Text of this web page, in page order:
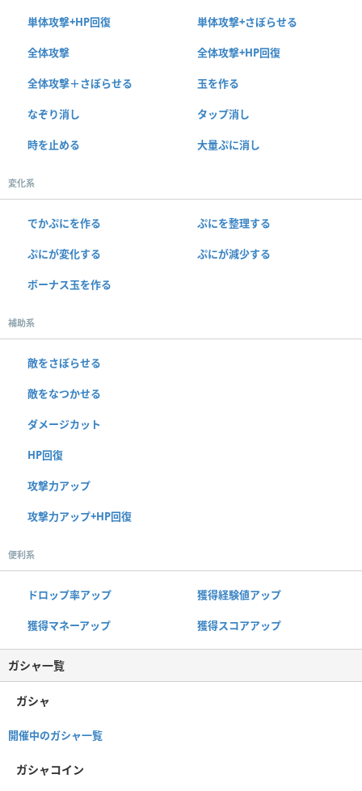
単体攻撃+HP回復 単体攻撃+さぼらせる
全体攻撃 全体攻撃+HP回復
全体攻撃＋さぼらせる 玉を作る
なぞり消し タップ消し
時を止める 大量ぷに消し
変化系
でかぷにを作る ぷにを整理する
ぷにが変化する ぷにが減少する
ボーナス玉を作る
補助系
敵をさぼらせる
敵をなつかせる
ダメージカット
HP回復
攻撃力アップ
攻撃力アップ+HP回復
便利系
ドロップ率アップ 獲得経験値アップ
獲得マネーアップ 獲得スコアアップ
ガシャ一覧
ガシャ
開催中のガシャ一覧
ガシャコイン